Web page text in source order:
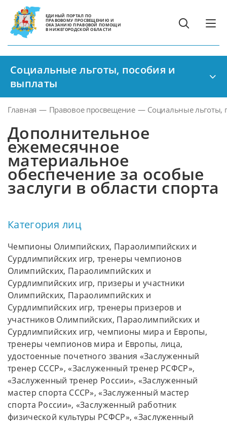
ЕДИНЫЙ ПОРТАЛ ПО
ПРАВОВОМУ ПРОСВЕЩЕНИЮ И
ОКАЗАНИЮ ПРАВОВОЙ ПОМОЩИ
В НИЖЕГОРОДСКОЙ ОБЛАСТИ
Социальные льготы, пособия и
выплаты
Главная — Правовое просвещение — Социальные льготы,
Дополнительное
ежемесячное
материальное
обеспечение за особые
заслуги в области спорта
Категория лиц
Чемпионы Олимпийских, Параолимпийских и
Сурдлимпийских игр, тренеры чемпионов
Олимпийских, Параолимпийских и
Сурдлимпийских игр, призеры и участники
Олимпийских, Параолимпийских и
Сурдлимпийских игр, тренеры призеров и
участников Олимпийских, Параолимпийских и
Сурдлимпийских игр, чемпионы мира и Европы,
тренеры чемпионов мира и Европы, лица,
удостоенные почетного звания «Заслуженный
тренер СССР», «Заслуженный тренер РСФСР»,
«Заслуженный тренер России», «Заслуженный
мастер спорта СССР», «Заслуженный мастер
спорта России», «Заслуженный работник
физической культуры РСФСР», «Заслуженный